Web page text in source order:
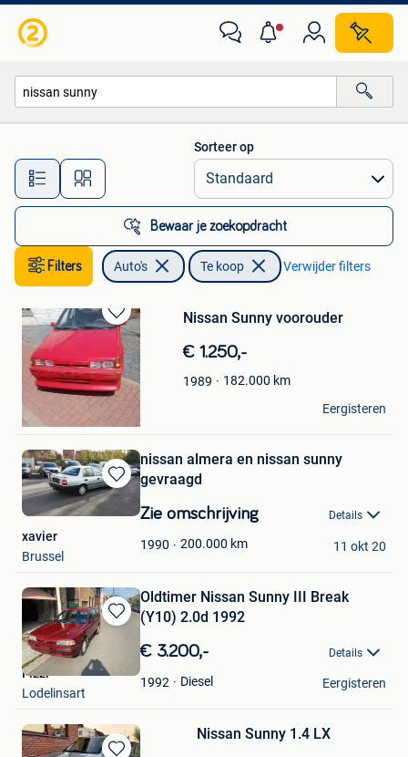
Alle afstanden…
Sorteer op
Bewaar je zoekopdracht
Filters Auto's Te koop Verwijder filters
Bewaren
Mijn
Favorieten
Nissan Sunny voorouder
€ 1.250,-
1989 182.000 km
kevv
Mons
Eergisteren
Bewaren
in
Favorieten
nissan almera en nissan sunny
gevraagd
Zie omschrijving Details
1990 200.000 km
xavier
Brussel
11 okt 20
Bewaren
Mijn
Favorieten
Oldtimer Nissan Sunny III Break
(Y10) 2.0d 1992
€ 3.200,- Details
1992 Diesel
Fizzi
Lodelinsart
Eergisteren
Nissan Sunny 1.4 LX